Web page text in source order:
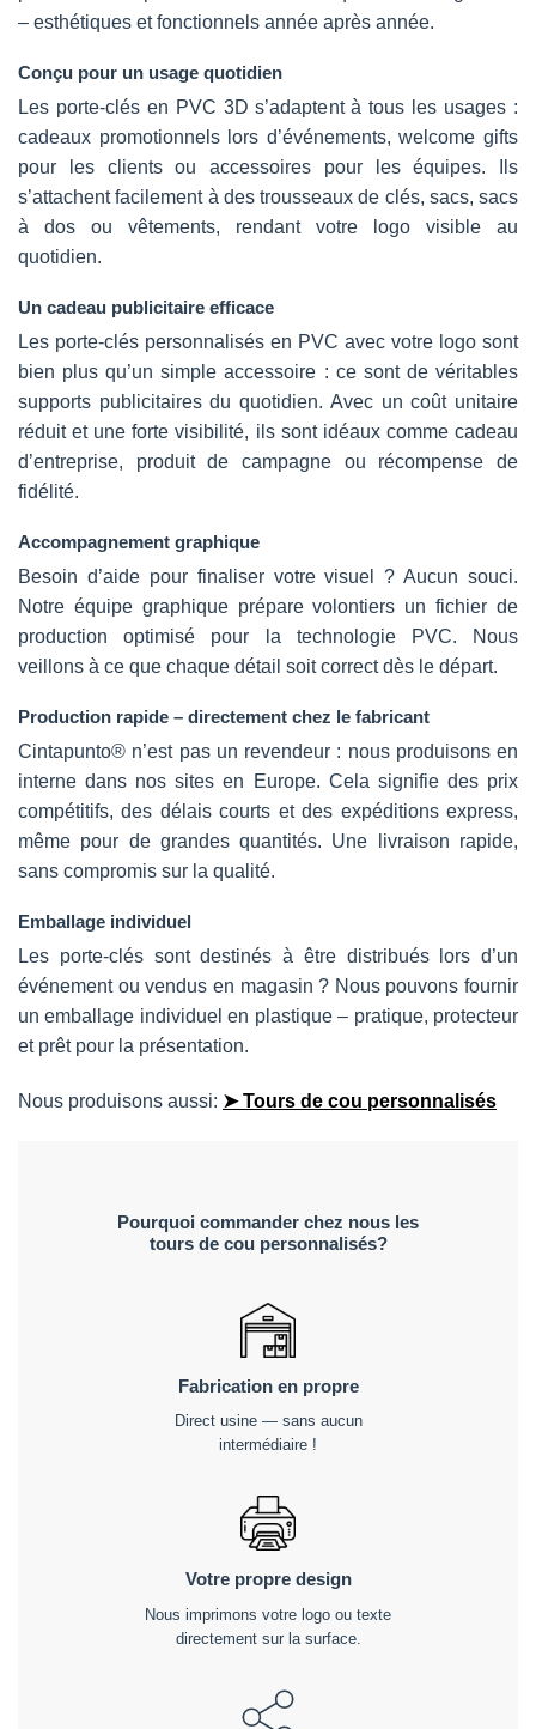
– esthétiques et fonctionnels année après année.
Conçu pour un usage quotidien
Les porte-clés en PVC 3D s’adaptent à tous les usages :
cadeaux promotionnels lors d’événements, welcome gifts
pour les clients ou accessoires pour les équipes. Ils
s’attachent facilement à des trousseaux de clés, sacs, sacs
à dos ou vêtements, rendant votre logo visible au
quotidien.
Un cadeau publicitaire efficace
Les porte-clés personnalisés en PVC avec votre logo sont
bien plus qu’un simple accessoire : ce sont de véritables
supports publicitaires du quotidien. Avec un coût unitaire
réduit et une forte visibilité, ils sont idéaux comme cadeau
d’entreprise, produit de campagne ou récompense de
fidélité.
Accompagnement graphique
Besoin d’aide pour finaliser votre visuel ? Aucun souci.
Notre équipe graphique prépare volontiers un fichier de
production optimisé pour la technologie PVC. Nous
veillons à ce que chaque détail soit correct dès le départ.
Production rapide – directement chez le fabricant
Cintapunto® n’est pas un revendeur : nous produisons en
interne dans nos sites en Europe. Cela signifie des prix
compétitifs, des délais courts et des expéditions express,
même pour de grandes quantités. Une livraison rapide,
sans compromis sur la qualité.
Emballage individuel
Les porte-clés sont destinés à être distribués lors d’un
événement ou vendus en magasin ? Nous pouvons fournir
un emballage individuel en plastique – pratique, protecteur
et prêt pour la présentation.
Nous produisons aussi: ➤ Tours de cou personnalisés
Pourquoi commander chez nous les
tours de cou personnalisés?
Fabrication en propre
Direct usine — sans aucun
intermédiaire !
Votre propre design
Nous imprimons votre logo ou texte
directement sur la surface.